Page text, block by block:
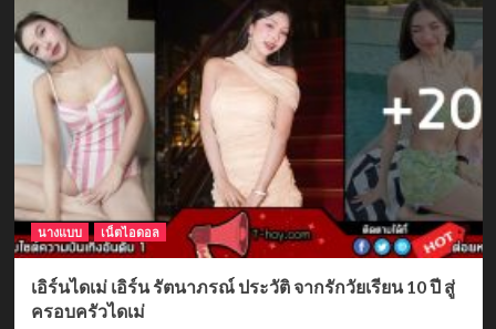
นางแบบ เน็ตไอดอล
เอิร์นไดเม่ เอิร์น รัตนาภรณ์ ประวัติ จากรักวัยเรียน 10 ปี สู่
ครอบครัวไดเม่